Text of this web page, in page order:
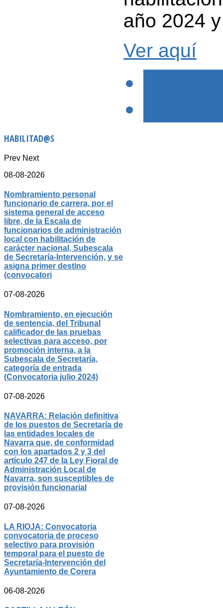
año 2024
Ver aquí
HABILITAD@S
Prev Next
08-08-2026
Nombramiento personal
funcionario de carrera, por el
sistema general de acceso
libre, de la Escala de
funcionarios de administración
local con habilitación de
carácter nacional, Subescala
de Secretaría-Intervención, y se
asigna primer destino
(convocatori
07-08-2026
Nombramiento, en ejecución
de sentencia, del Tribunal
calificador de las pruebas
selectivas para acceso, por
promoción interna, a la
Subescala de Secretaría,
categoría de entrada
(Convocatoria julio 2024)
07-08-2026
NAVARRA: Relación definitiva
de los puestos de Secretaría de
las entidades locales de
Navarra que, de conformidad
con los apartados 2 y 3 del
artículo 247 de la Ley Fioral de
Administración Local de
Navarra, son susceptibles de
provisión funcionarial
07-08-2026
LA RIOJA: Convocatoria
convocatoria de proceso
selectivo para provisión
temporal para el puesto de
Secretaría-Intervención del
Ayuntamiento de Corera
06-08-2026